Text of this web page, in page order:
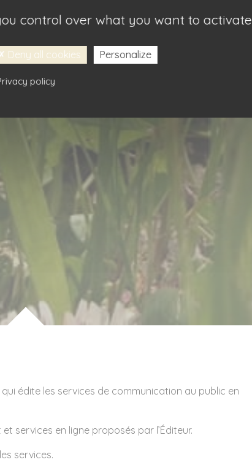
édite les services de communication au public en
services en ligne proposés par l’Éditeur.
services.
control over what you want to activate
Deny all cookies Personalize
policy